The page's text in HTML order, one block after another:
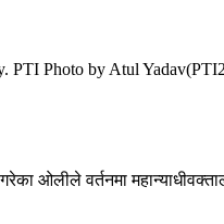
PTI Photo by Atul
ओलीले वर्तनमा